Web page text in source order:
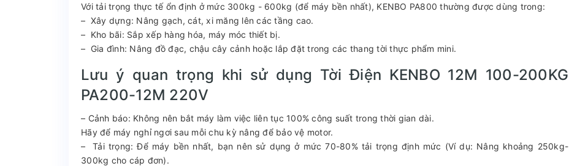
Với tải trọng thực tế ổn định ở mức 300kg - 600kg (để máy bền nhất), KENBO PA800 thường được dùng trong:
– Xây dựng: Nâng gạch, cát, xi măng lên các tầng cao.
– Kho bãi: Sắp xếp hàng hóa, máy móc thiết bị.
– Gia đình: Nâng đồ đạc, chậu cây cảnh hoặc lắp đặt trong các thang tời thực phẩm mini.
Lưu ý quan trọng khi sử dụng Tời Điện KENBO 12M 100-200KG
PA200-12M 220V
– Cảnh báo: Không nên bắt máy làm việc liên tục 100% công suất trong thời gian dài.
Hãy để máy nghỉ ngơi sau mỗi chu kỳ nâng để bảo vệ motor.
– Tải trọng: Để máy bền nhất, bạn nên sử dụng ở mức 70-80% tải trọng định mức (Ví dụ: Nâng khoảng 250kg-
300kg cho cáp đơn).